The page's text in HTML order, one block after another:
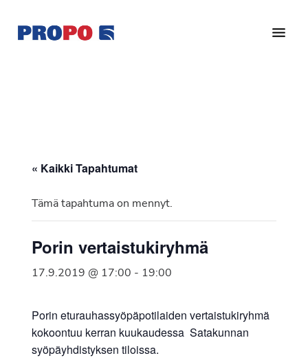
pääsisältöön
alatunnisteeseen
Ry
vuonna
Suomen
« Kaikki Tapahtumat
Tämä tapahtuma on mennyt.
Porin vertaistukiryhmä
17.9.2019 @ 17:00 - 19:00
Porin eturauhassyöpäpotilaiden vertaistukiryhmä
kokoontuu kerran kuukaudessa Satakunnan
syöpäyhdistyksen tiloissa.